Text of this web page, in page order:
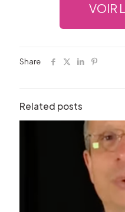
VOIR
Share
Related posts